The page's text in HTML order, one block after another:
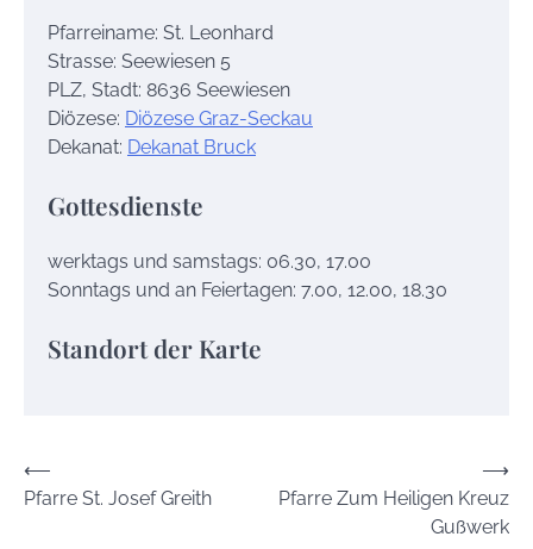
Pfarreiname: St. Leonhard
Strasse: Seewiesen 5
PLZ, Stadt: 8636 Seewiesen
Diözese: Diözese Graz-Seckau
Dekanat: Dekanat Bruck
Gottesdienste
werktags und samstags: 06.30, 17.00
Sonntags und an Feiertagen: 7.00, 12.00, 18.30
Standort der Karte
Beitrags-
Navigation
⟵
Pfarre St. Josef Greith
Pfarre Zum Heiligen Kreuz
Gußwerk
⟶